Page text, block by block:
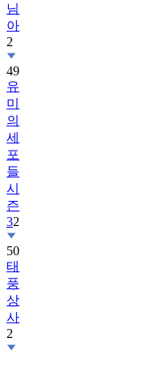
님
아
2
49
유
미
의
세
포
들
시
즌
32
50
태
풍
상
사
2